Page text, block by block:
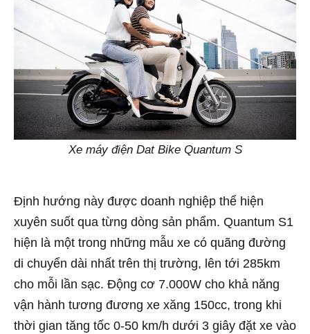
Xe máy điện Dat Bike Quantum S
Định hướng này được doanh nghiệp thể hiện
xuyên suốt qua từng dòng sản phẩm. Quantum S1
hiện là một trong những mẫu xe có quãng đường
di chuyển dài nhất trên thị trường, lên tới 285km
cho mỗi lần sạc. Động cơ 7.000W cho khả năng
vận hành tương đương xe xăng 150cc, trong khi
thời gian tăng tốc 0-50 km/h dưới 3 giây đặt xe vào